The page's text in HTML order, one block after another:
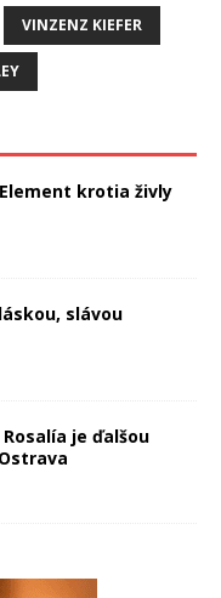
VINZENZ KIEFER
krotia živly
slávou
je ďalšou